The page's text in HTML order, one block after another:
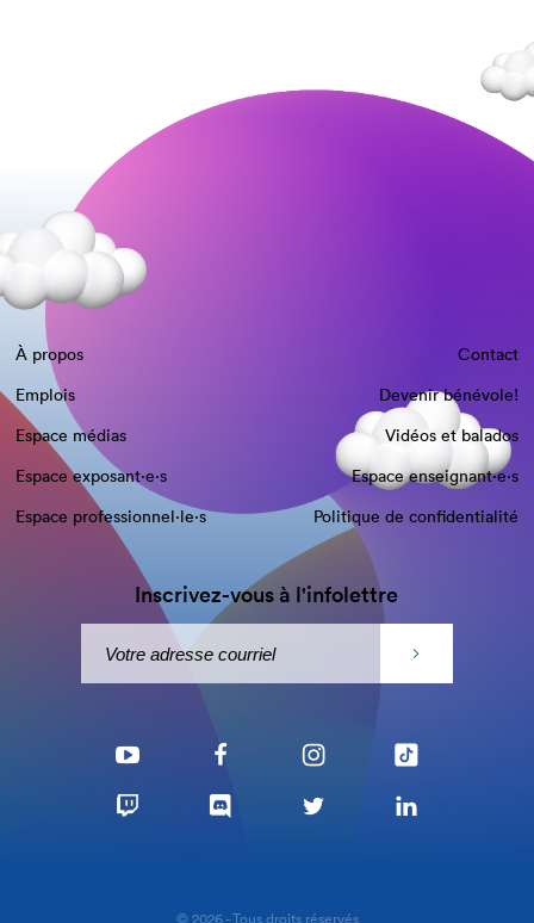
À propos
Contact
Emplois
Devenir bénévole!
Espace médias
Vidéos et balados
Espace exposant·e⋅s
Espace enseignant·e⋅s
Espace professionnel·le⋅s
Politique de confidentialité
Inscrivez-vous à l'infolettre
© 2026 - Tous droits réservés